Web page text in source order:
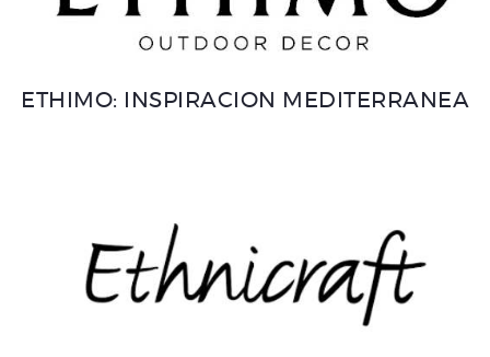
ETHIMO: INSPIRACION MEDITERRANEA